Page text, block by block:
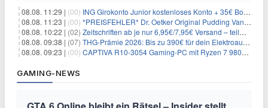
08.08. 11:29 | (00) ING Girokonto Junior kostenloses Konto + 35€ Bonus
08.08. 11:23 | (00) *PREISFEHLER* Dr. Oetker Original Pudding Vanille 22er-Pack für 2,97€
08.08. 10:22 | (02) Zeitschriften ab je nur 6,95€/7,95€ Versand – teilweise selbstkündigend!
08.08. 09:38 | (07) THG-Prämie 2026: Bis zu 390€ für dein Elektroauto mit geld-fuer-eAuto.de
08.08. 09:23 | (00) CAPTIVA R10-3054 Gaming-PC mit Ryzen 7 9800X3D und RTX 5080 für 2.599€
GAMING-NEWS